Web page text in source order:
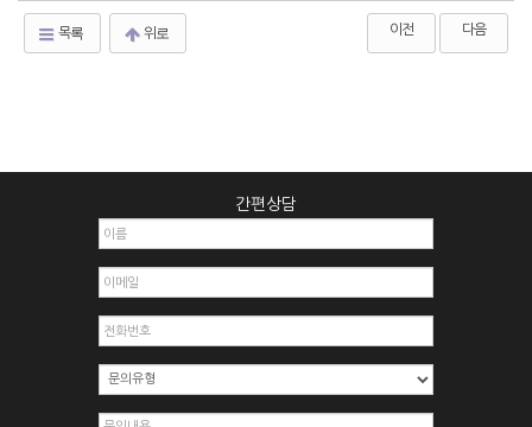
목록 위로 이전 다음
간편상담